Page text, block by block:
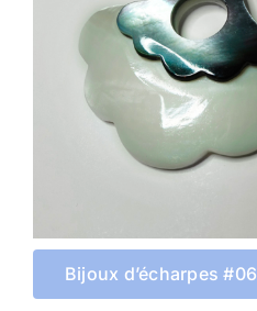
Bijoux d’écharpes #06